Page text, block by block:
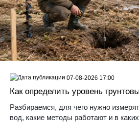
Как определить уровень
Разбираемся, для чего нужно
вод, какие методы работают и в
07-08-2026 17:00